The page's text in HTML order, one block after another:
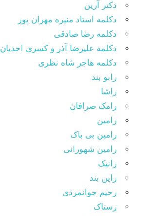
دکتر آرین
دکلمه استاد منیره مهران پور
دکلمه رضا صادقی
دکلمه علیرضا آذر و کسری احدیان
دکلمه هاجر شاه نظری
رابو بند
راشا
رامک صرافان
رامین
رامین بی باک
رامین شهورانی
رانیک
راین بند
رحیم جوانمردی
رستاک